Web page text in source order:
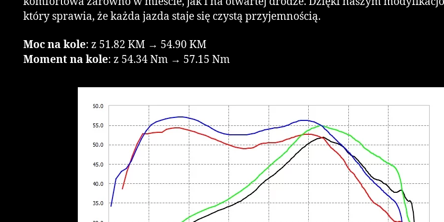
który sprawia, że każda jazda staje się czystą przyjemnością.
Moc na kole: z 51.82 KM → 54.90 KM
Moment na kole: z 54.34 Nm → 57.15 Nm